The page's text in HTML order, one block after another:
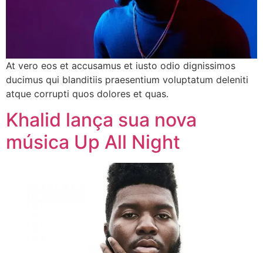
At vero eos et accusamus et iusto odio dignissimos
ducimus qui blanditiis praesentium voluptatum deleniti
atque corrupti quos dolores et quas.
Khalid lança sua nova
música Up All Night